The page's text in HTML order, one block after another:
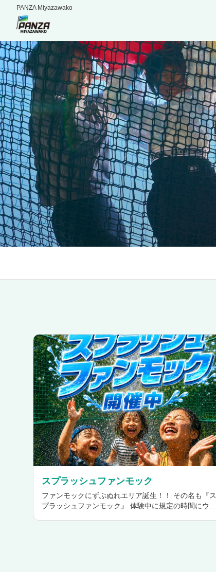
PANZA Miyazawako
スプラッシュファンモック
ファンモックにずぶぬれエリア誕生！！ その名も『ス
プラッシュファンモック』 体験中に規定の時間にウオ